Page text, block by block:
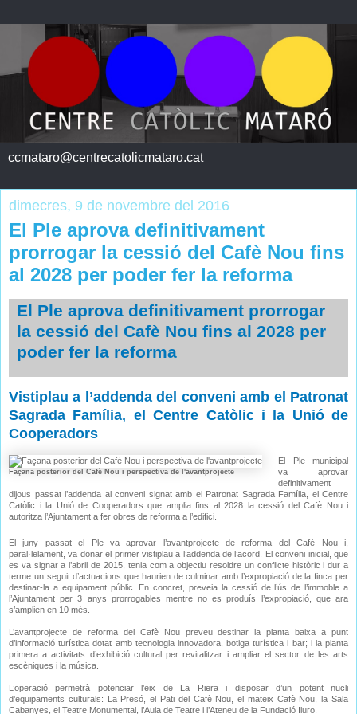
ccmataro@centrecatolicmataro.cat
dimecres, 9 de novembre del 2016
El Ple aprova definitivament
prorrogar la cessió del Cafè Nou fins
al 2028 per poder fer la reforma
El Ple aprova definitivament prorrogar
la cessió del Cafè Nou fins al 2028 per
poder fer la reforma
Vistiplau a l’addenda del conveni amb el Patronat
Sagrada Família, el Centre Catòlic i la Unió de
Cooperadors
Façana posterior del Cafè Nou i perspectiva de l'avantprojecte
El Ple municipal
va aprovar
definitivament
dijous passat l’addenda al conveni signat amb el Patronat Sagrada Família, el Centre
Catòlic i la Unió de Cooperadors que amplia fins al 2028 la cessió del Cafè Nou i
autoritza l’Ajuntament a fer obres de reforma a l’edifici.
El juny passat el Ple va aprovar l’avantprojecte de reforma del Cafè Nou i,
paral·lelament, va donar el primer vistiplau a l’addenda de l’acord. El conveni inicial, que
es va signar a l’abril de 2015, tenia com a objectiu resoldre un conflicte històric i dur a
terme un seguit d’actuacions que haurien de culminar amb l’expropiació de la finca per
destinar-la a equipament públic. En concret, preveia la cessió de l’ús de l’immoble a
l’Ajuntament per 3 anys prorrogables mentre no es produís l’expropiació, que ara
s’amplien en 10 més.
L’avantprojecte de reforma del Cafè Nou preveu destinar la planta baixa a punt
d’informació turística dotat amb tecnologia innovadora, botiga turística i bar; i la planta
primera a activitats d’exhibició cultural per revitalitzar i ampliar el sector de les arts
escèniques i la música.
L’operació permetrà potenciar l’eix de La Riera i disposar d’un potent nucli
d’equipaments culturals: La Presó, el Pati del Cafè Nou, el mateix Cafè Nou, la Sala
Cabanyes, el Teatre Monumental, l’Aula de Teatre i l’Ateneu de la Fundació Iluro.